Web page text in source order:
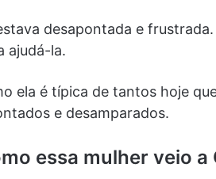
desapontada e
ajudá-la.
ela é típica de tantos hoje
e desamparados.
essa mulher veio a